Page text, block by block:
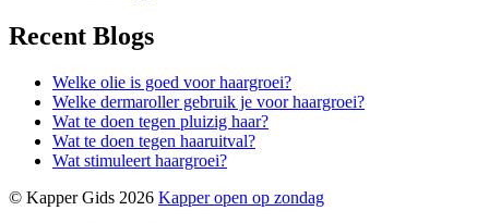
Recent Blogs
Welke olie is goed voor haargroei?
Welke dermaroller gebruik je voor haargroei?
Wat te doen tegen pluizig haar?
Wat te doen tegen haaruitval?
Wat stimuleert haargroei?
© Kapper Gids 2026 Kapper open op zondag